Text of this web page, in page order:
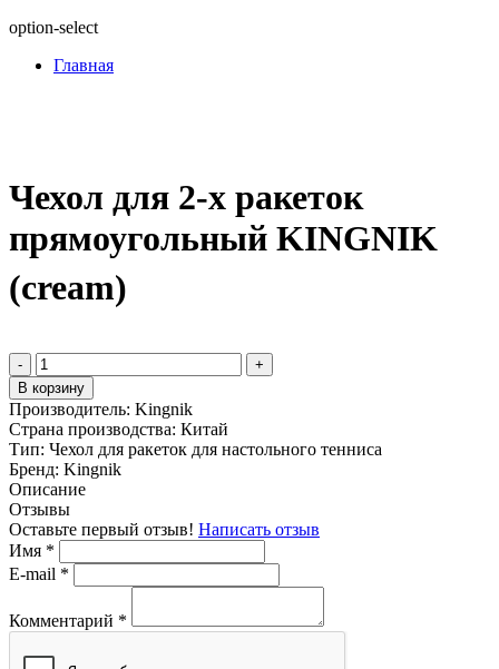
option-select
Главная
Чехол для 2-х ракеток
прямоугольный KINGNIK
(cream)
-
+
В корзину
Производитель: Kingnik
Страна производства: Китай
Тип: Чехол для ракеток для настольного тенниса
Бренд: Kingnik
Описание
Отзывы
Оставьте первый отзыв! Написать отзыв
Имя *
E-mail *
Комментарий *